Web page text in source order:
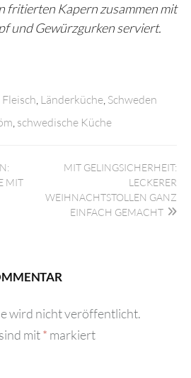
fritierten Kapern zusammen mit
und Gewürzgurken serviert.
Fleisch Länderküche Schweden
schwedische Küche
MIT
MIT GELINGSICHERHEIT:
LECKERER
WEIHNACHTSTOLLEN GANZ
EINFACH GEMACHT
wird nicht veröffentlicht.
mit* markiert